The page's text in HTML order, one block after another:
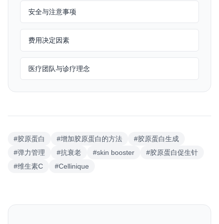
安全与注意事项
费用决定因素
医疗团队与诊疗理念
#胶原蛋白 #增加胶原蛋白的方法 #胶原蛋白生成
#弹力管理 #抗衰老 #skin booster #胶原蛋白促生针
#维生素C #Cellinique